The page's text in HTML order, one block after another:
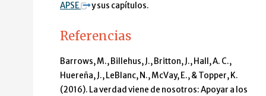
APSE
y sus capítulos.
Referencias
Barrows, M., Billehus, J., Britton, J., Hall, A. C.,
Huereña, J., LeBlanc, N., McVay, E., & Topper, K.
(2016). La verdad viene de nosotros: Apoyar a los